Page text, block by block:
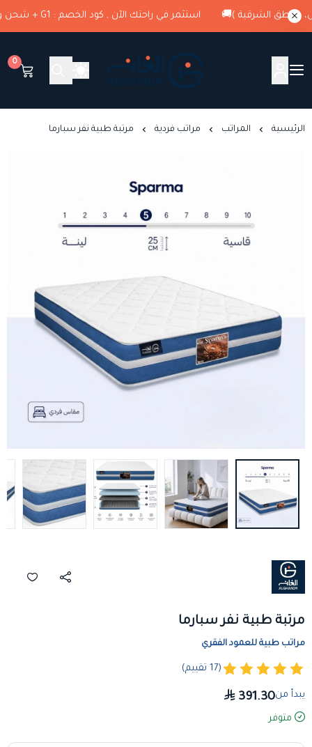
استثمر في راحتك الآن , كود الخصم : G1 + شحن وتوصيل مجاني ( الرياض، مناطق الشرقية )🚚
الغانم للمراتب الطبية
0
الرئيسية المراتب مراتب فردية مرتبة طبية نفر سبارما
مرتبة طبية نفر سبارما
مراتب طبية للعمود الفقري
(17 تقييم)
يبدأ من391.30
متوفر